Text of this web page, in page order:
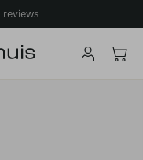
reviews